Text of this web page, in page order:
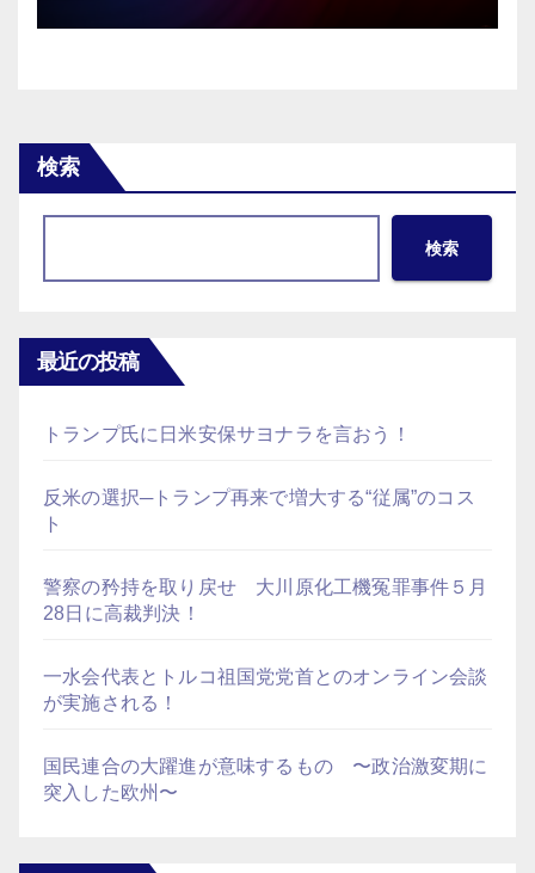
検索
検索
最近の投稿
トランプ氏に日米安保サヨナラを言おう！
反米の選択─トランプ再来で増大する“従属”のコス
ト
警察の矜持を取り戻せ 大川原化工機冤罪事件５月
28日に高裁判決！
一水会代表とトルコ祖国党党首とのオンライン会談
が実施される！
国民連合の大躍進が意味するもの 〜政治激変期に
突入した欧州〜